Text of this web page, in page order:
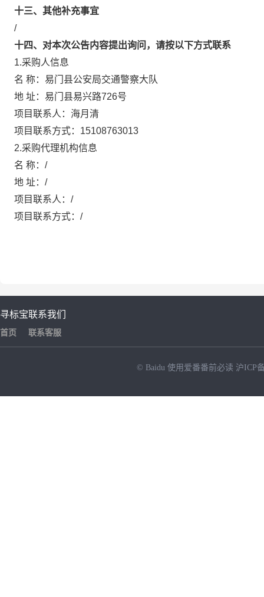
十三、其他补充事宜
/
十四、对本次公告内容提出询问，请按以下方式联系
1.采购人信息
名 称： 易门县公安局交通警察大队
地 址： 易门县易兴路726号
项目联系人： 海月清
项目联系方式： 15108763013
2.采购代理机构信息
名 称： /
地 址： /
项目联系人： /
项目联系方式： /
寻标宝
首页
联系我们
联系客服
© Baidu 使用爱番番前必读 沪ICP